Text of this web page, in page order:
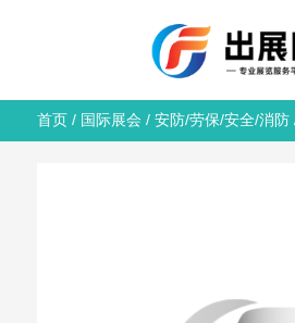
首页/ 国际展会 / 安防/劳保/安全/消防